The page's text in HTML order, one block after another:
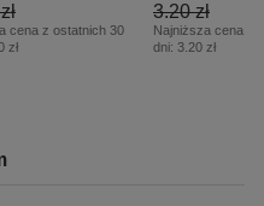
cena z ostatnich 30
zł
3.20 zł
Najniższa cena z
dni: 3.20 zł